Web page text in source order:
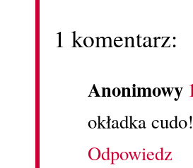
1 komentarz:
Anonimowy
okładka cudo!
Odpowiedz